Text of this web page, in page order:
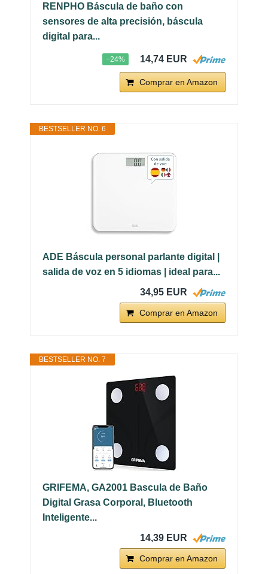
RENPHO Báscula de baño con
sensores de alta precisión, báscula
digital para...
−24% 14,74 EUR
Comprar en Amazon
BESTSELLER NO. 6
ADE Báscula personal parlante digital |
salida de voz en 5 idiomas | ideal para...
34,95 EUR
Comprar en Amazon
BESTSELLER NO. 7
GRIFEMA, GA2001 Bascula de Baño
Digital Grasa Corporal, Bluetooth
Inteligente...
14,39 EUR
Comprar en Amazon